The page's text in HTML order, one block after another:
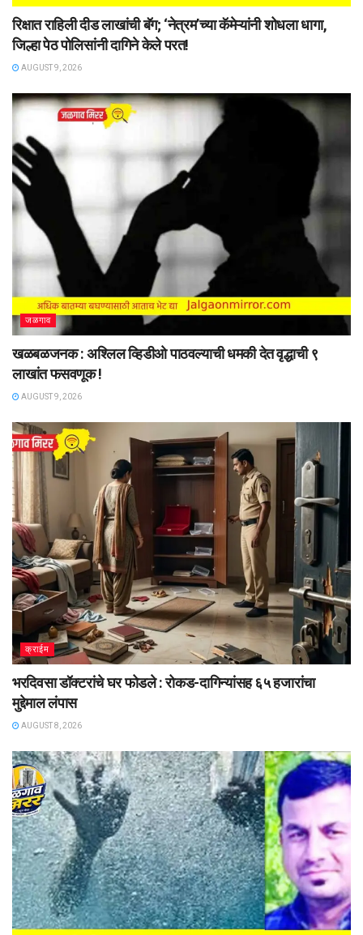
रिक्षात राहिली दीड लाखांची बॅग; ‘नेत्रम’च्या कॅमेऱ्यांनी शोधला धागा,
जिल्हा पेठ पोलिसांनी दागिने केले परत!
AUGUST 9, 2026
जळगाव
खळबळजनक : अश्लिल व्हिडीओ पाठवल्याची धमकी देत वृद्धाची ९
लाखांत फसवणूक !
AUGUST 9, 2026
क्राईम
भरदिवसा डॉक्टरांचे घर फोडले : रोकड-दागिन्यांसह ६५ हजारांचा
मुद्देमाल लंपास
AUGUST 8, 2026